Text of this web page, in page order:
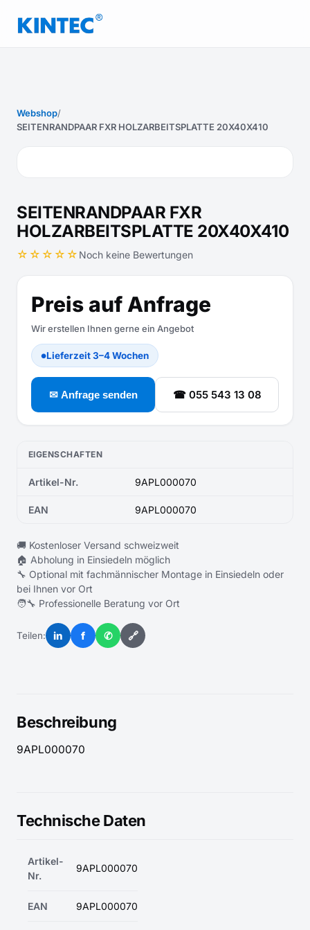
Webshop/
SEITENRANDPAAR FXR HOLZARBEITSPLATTE 20X40X410
SEITENRANDPAAR FXR
HOLZARBEITSPLATTE 20X40X410
☆☆☆☆☆ Noch keine Bewertungen
Preis auf Anfrage
Wir erstellen Ihnen gerne ein Angebot
●Lieferzeit 3–4 Wochen
✉ Anfrage senden ☎ 055 543 13 08
EIGENSCHAFTEN
Artikel-Nr. 9APL000070
EAN 9APL000070
🚚 Kostenloser Versand schweizweit
🏠 Abholung in Einsiedeln möglich
🔧 Optional mit fachmännischer Montage in Einsiedeln oder
bei Ihnen vor Ort
🧑‍🔧 Professionelle Beratung vor Ort
Teilen: in f ✆ 🔗
Beschreibung
9APL000070
Technische Daten
Artikel-
Nr.
9APL000070
EAN 9APL000070